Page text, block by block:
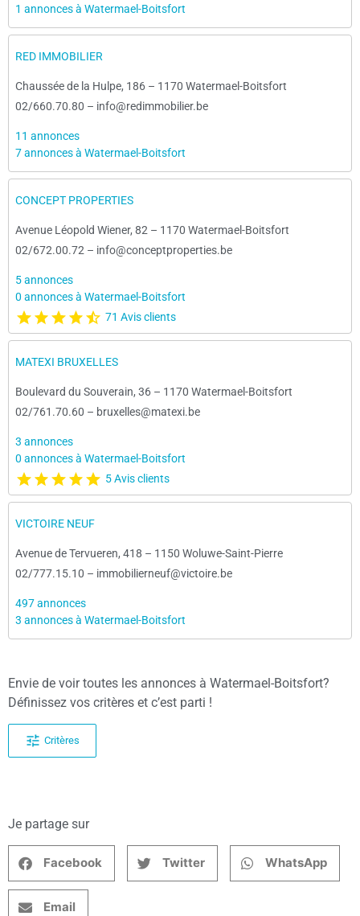
1 annonces à Watermael-Boitsfort
RED IMMOBILIER
Chaussée de la Hulpe, 186 – 1170 Watermael-Boitsfort
02/660.70.80 – info@redimmobilier.be
11 annonces
7 annonces à Watermael-Boitsfort
CONCEPT PROPERTIES
Avenue Léopold Wiener, 82 – 1170 Watermael-Boitsfort
02/672.00.72 – info@conceptproperties.be
5 annonces
0 annonces à Watermael-Boitsfort
71 Avis clients
MATEXI BRUXELLES
Boulevard du Souverain, 36 – 1170 Watermael-Boitsfort
02/761.70.60 – bruxelles@matexi.be
3 annonces
0 annonces à Watermael-Boitsfort
5 Avis clients
VICTOIRE NEUF
Avenue de Tervueren, 418 – 1150 Woluwe-Saint-Pierre
02/777.15.10 – immobilierneuf@victoire.be
497 annonces
3 annonces à Watermael-Boitsfort
Envie de voir toutes les annonces à Watermael-Boitsfort?
Définissez vos critères et c’est parti !
Critères
Je partage sur
Facebook Twitter WhatsApp
Email